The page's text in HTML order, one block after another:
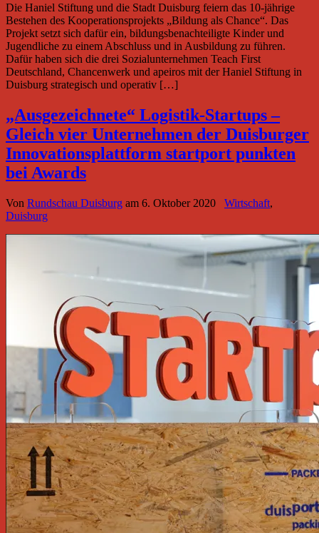
Die Haniel Stiftung und die Stadt Duisburg feiern das 10-jährige
Bestehen des Kooperationsprojekts „Bildung als Chance“. Das
Projekt setzt sich dafür ein, bildungsbenachteiligte Kinder und
Jugendliche zu einem Abschluss und in Ausbildung zu führen.
Dafür haben sich die drei Sozialunternehmen Teach First
Deutschland, Chancenwerk und apeiros mit der Haniel Stiftung in
Duisburg strategisch und operativ […]
„Ausgezeichnete“ Logistik-Startups –
Gleich vier Unternehmen der Duisburger
Innovationsplattform startport punkten
bei Awards
Von Rundschau Duisburg am 6. Oktober 2020 Wirtschaft,
Duisburg